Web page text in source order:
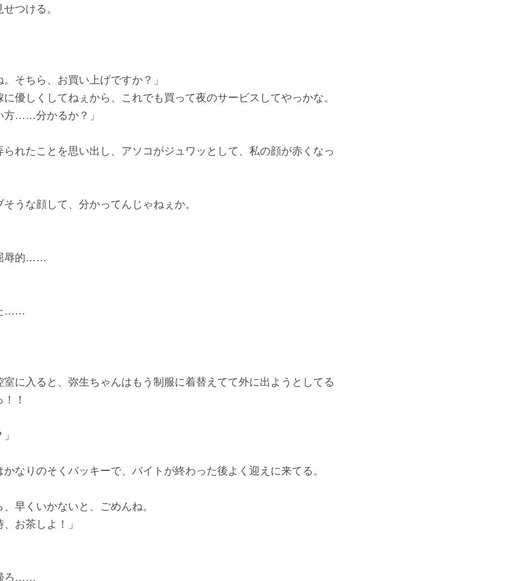
つける。
。そちら、お買い上げですか？」
に優しくしてねぇから、これでも買って夜のサービスしてやっかな。
……分かるか？」
れたことを思い出し、アソコがジュワッとして、私の顔が赤くなっ
そうな顔して、分かってんじゃねぇか。
辱的……
……
に入ると、弥生ちゃんはもう制服に着替えてて外に出ようとしてる
！
なりのそくバッキーで、バイトが終わった後よく迎えに来てる。
早くいかないと、ごめんね。
お茶しよ！」
ろ……